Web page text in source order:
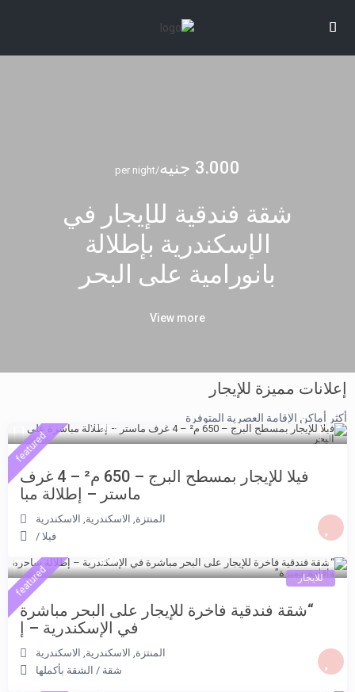
3.000 جنيه /per night
شقة فندقية للإيجار في
الإسكندرية بإطلالة
بانورامية على البحر
View more
2.500 جنيه /per night
شقة فندقية للإيجار 3
غرف بإطلالة مباشرة
إعلانات مميزة للإيجار
أكثر أماكن الإقامة العصرية المتوفرة
/night
featured
فيلا للإيجار بمسطح البرج – 650 م² – 4 غرف
ماستر – إطلالة مبا
المنتزة, الاسكندرية, الاسكندرية
فيلا/
/night
featured للايجار
“شقة فندقية فاخرة للإيجار على البحر مباشرة
في الإسكندرية – إ
المنتزة, الاسكندرية, الاسكندرية
شقة / الشقة بأكملها5.500 جنيه